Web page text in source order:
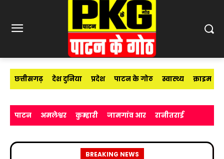
छत्तीसगढ़ देश दुनिया प्रदेश पाटन के गोठ स्वास्थ्य क्राइम
पाटन अमलेश्वर कुम्हारी जामगांव आर रानीतराई
BREAKING NEWS